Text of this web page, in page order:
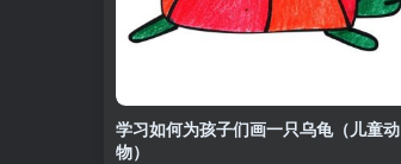
学习如何为孩子们画一只乌龟（儿童动
物）